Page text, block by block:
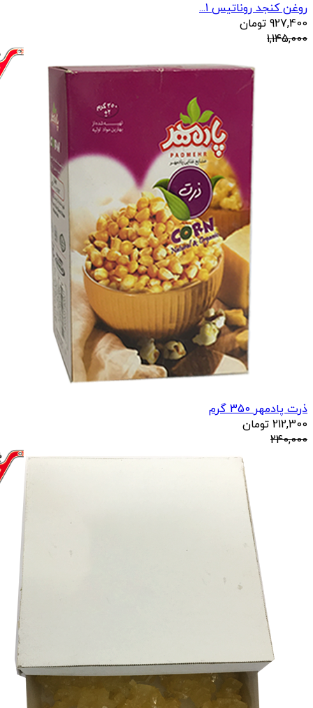
روغن کنجد روناتیس 1...
927,400 تومان
1,145,000
ذرت پادمهر 350 گرم
212,300 تومان
240,000